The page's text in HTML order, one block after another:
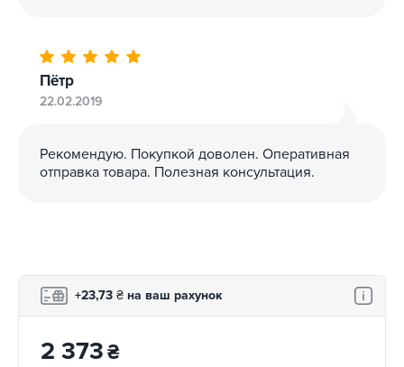
Пётр
22.02.2019
Рекомендую. Покупкой доволен. Оперативная
отправка товара. Полезная консультация.
+23,73 ₴ на ваш рахунок
2 373₴